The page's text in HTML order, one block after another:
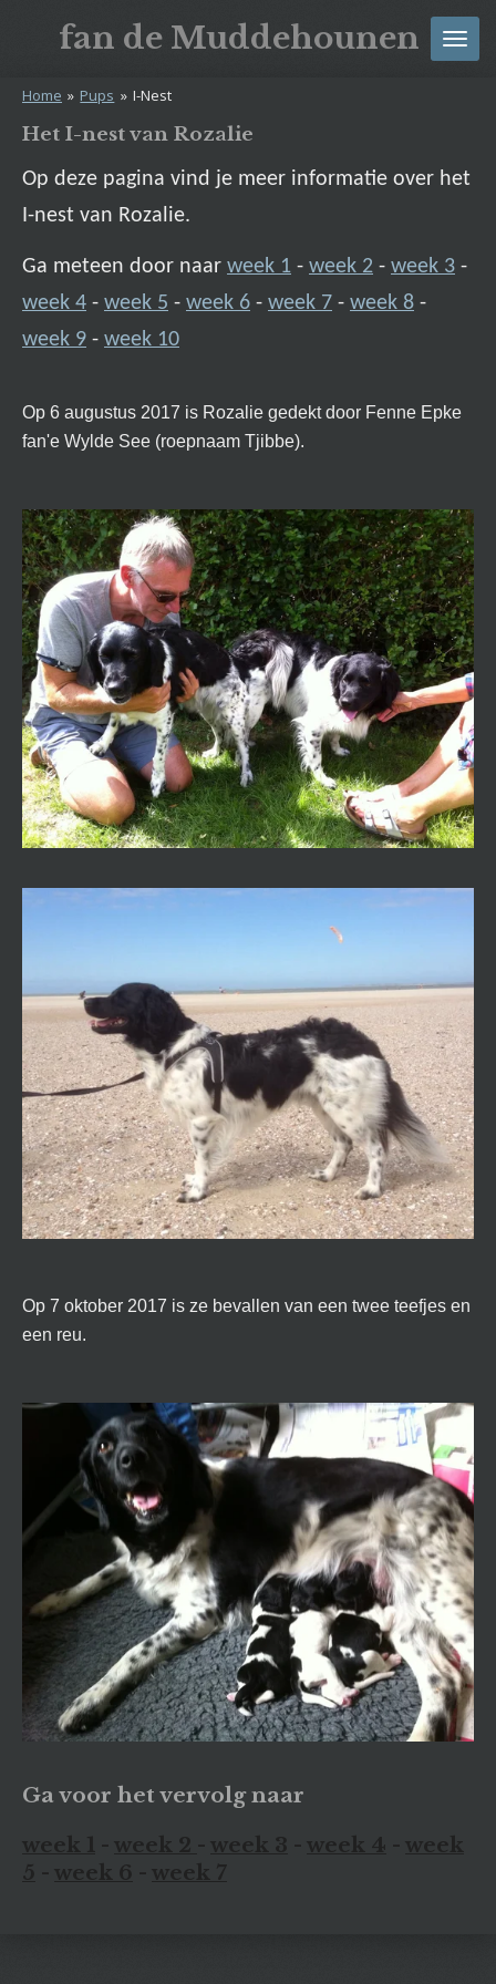
de
fan de Muddehounen
Home » Pups » I-Nest
Het I-nest van Rozalie
Op deze pagina vind je meer informatie over het
I-nest van Rozalie.
Ga meteen door naar week 1 - week 2 - week 3 -
week 4 - week 5 - week 6 - week 7 - week 8 -
week 9 - week 10
Op 6 augustus 2017 is Rozalie gedekt door Fenne Epke
fan'e Wylde See (roepnaam Tjibbe).
Op 7 oktober 2017 is ze bevallen van een twee teefjes en
een reu.
Ga voor het vervolg naar
week 1 - week 2 - week 3 - week 4 - week
5 - week 6 - week 7